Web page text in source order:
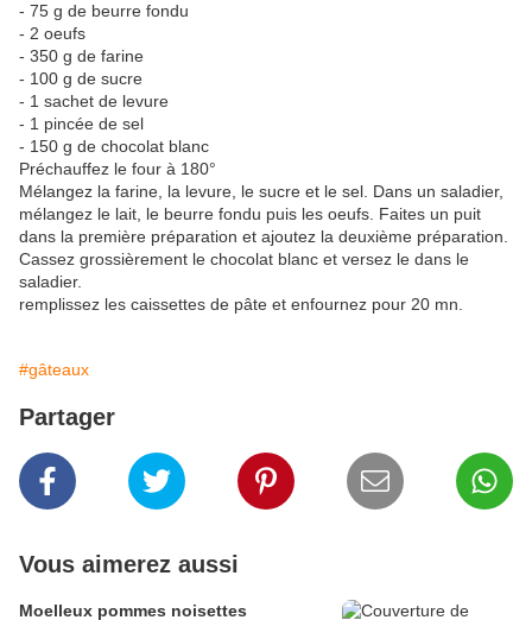
- 75 g de beurre fondu
- 2 oeufs
- 350 g de farine
- 100 g de sucre
- 1 sachet de levure
- 1 pincée de sel
- 150 g de chocolat blanc
Préchauffez le four à 180°
Mélangez la farine, la levure, le sucre et le sel. Dans un saladier,
mélangez le lait, le beurre fondu puis les oeufs. Faites un puit
dans la première préparation et ajoutez la deuxième préparation.
Cassez grossièrement le chocolat blanc et versez le dans le
saladier.
remplissez les caissettes de pâte et enfournez pour 20 mn.
#gâteaux
Partager
Vous aimerez aussi
Moelleux pommes noisettes